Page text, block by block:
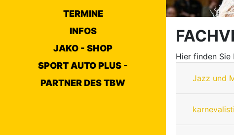
TERMINE
INFOS
JAKO - SHOP
SPORT AUTO PLUS -
PARTNER DES TBW
Hier finden Sie
Jazz und